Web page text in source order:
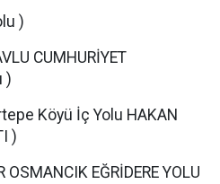
)
CUMHURİYET
)
Köyü İç Yolu HAKAN
)
EĞRİDERE YOLU